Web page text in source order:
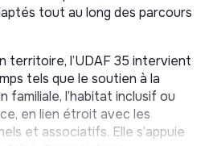
tout au long des parcours
territoire, l’UDAF 35 intervient
tels que le soutien à la
familiale, l’habitat inclusif ou
en lien étroit avec les
et associatifs. Elle s’appuie